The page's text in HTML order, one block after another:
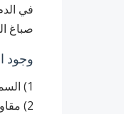
في
صباغ
وجود
1) السمنة
2) مقاومة الانسولين (سكري نمط 2)